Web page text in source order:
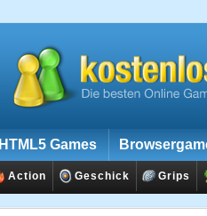
HTML5 Games
Action Geschick Grips